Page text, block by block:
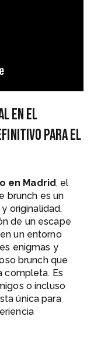
en el
para el
en Madrid, el
brunch es un
originalidad.
de un escape
un entorno
enigmas y
brunch que
completa. Es
o incluso
única para